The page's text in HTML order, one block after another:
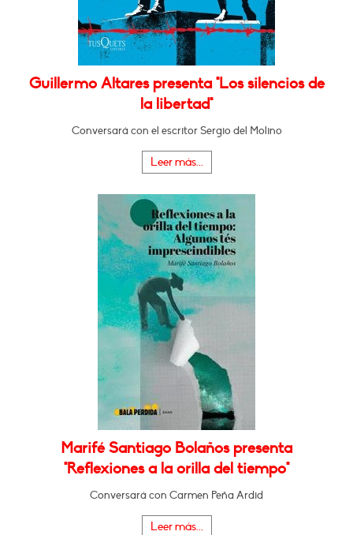
Guillermo Altares presenta "Los silencios de
la libertad"
Conversará con el escritor Sergio del Molino
Leer más...
Marifé Santiago Bolaños presenta
"Reflexiones a la orilla del tiempo"
Conversará con Carmen Peña Ardid
Leer más...